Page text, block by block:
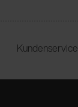
Kundenservice